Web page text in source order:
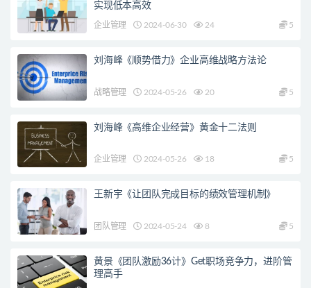
实现低本高效
企业管理 2024-06-30 24 5
刘海峰《顺势借力》企业高维战略方法论
战略管理 2024-05-26 20 5
刘海峰《高维企业经营》黄金十二法则
企业管理 2024-05-26 18 5
王新宇《让团队完成目标的绩效管理机制》
团队管理 2024-05-24 8 5
黄景《团队激励36计》Get职场竞争力，进阶管
理高手